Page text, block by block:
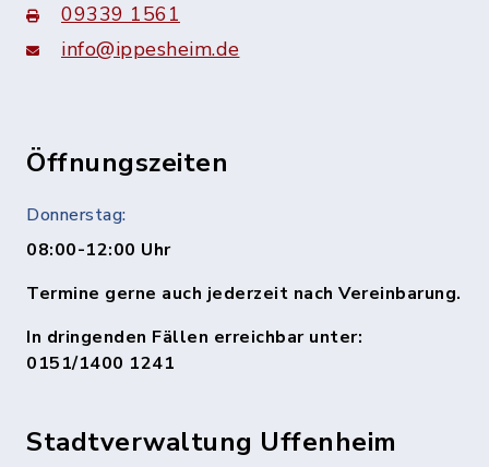
09339 1561
info@ippesheim.de
Öffnungszeiten
Donnerstag:
08:00-12:00 Uhr
Termine gerne auch jederzeit nach Vereinbarung.
In dringenden Fällen erreichbar unter:
0151/1400 1241
Stadtverwaltung Uffenheim